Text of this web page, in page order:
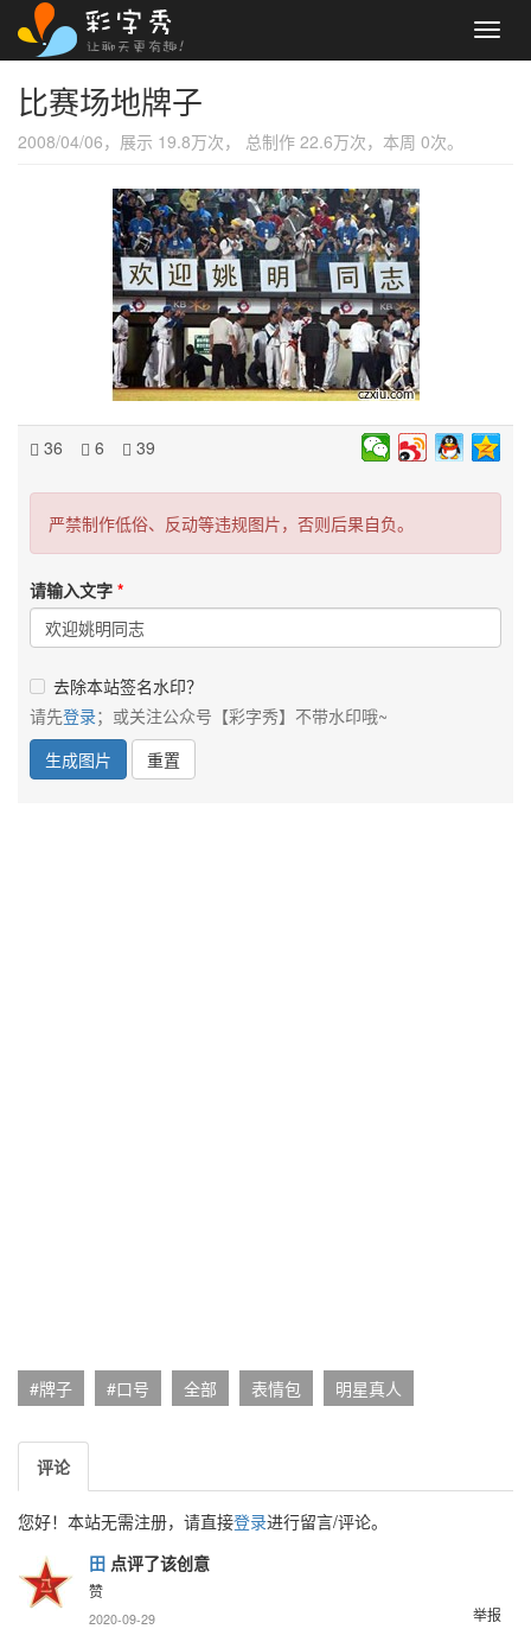
比赛场地牌子
2008/04/06，展示 19.8万次， 总制作 22.6万次，本周 0次。
36 6 39
严禁制作低俗、反动等违规图片，否则后果自负。
请输入文字
去除本站签名水印？
请先登录；或关注公众号【彩字秀】不带水印哦~
生成图片
重置
#牌子 #口号 全部 表情包 明星真人
评论
您好！本站无需注册，请直接登录进行留言/评论。
田 点评了该创意
赞
举报
2020-09-29